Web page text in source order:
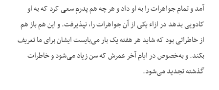
آمد و تمام جواهرات را به او داد و هر چه هم پدرم سعی کرد که به او
کادویی بدهد در ازاء یکی از آن جواهرات را، نپذیرفت. و این هم باز هم
از خاطراتی بود که شاید هر هفته یک بار می‌بایست ایشان برای ما تعریف
بکند. و به‌خصوص در ایام آخر عمرش که سن زیاد می‌شود و خاطرات
گذشته تجدید می‌شود.